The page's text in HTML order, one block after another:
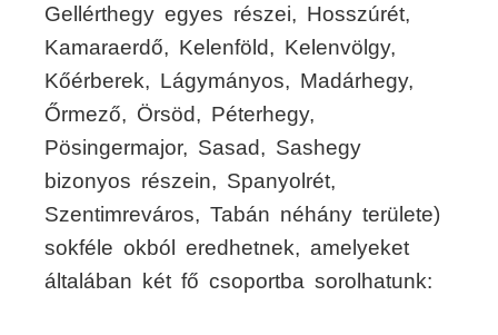
Gellérthegy egyes részei, Hosszúrét,
Kamaraerdő, Kelenföld, Kelenvölgy,
Kőérberek, Lágymányos, Madárhegy,
Őrmező, Örsöd, Péterhegy,
Pösingermajor, Sasad, Sashegy
bizonyos részein, Spanyolrét,
Szentimreváros, Tabán néhány területe)
sokféle okból eredhetnek, amelyeket
általában két fő csoportba sorolhatunk: